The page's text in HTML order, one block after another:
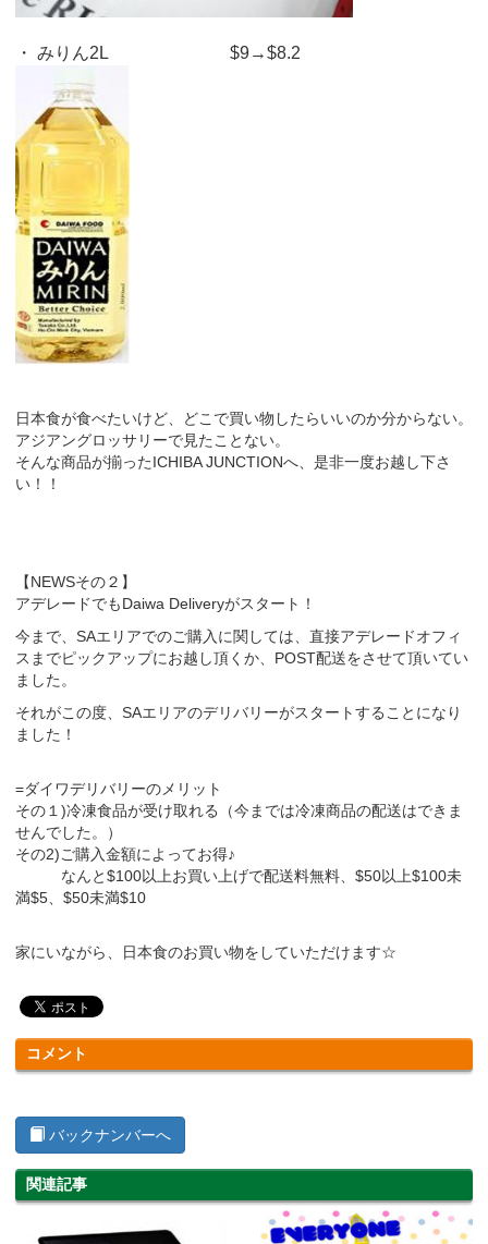
・ みりん2L $9→$8.2
日本食が食べたいけど、どこで買い物したらいいのか分からない。
アジアングロッサリーで見たことない。
そんな商品が揃ったICHIBA JUNCTIONへ、是非一度お越し下さ
い！！
【NEWSその２】
アデレードでもDaiwa Deliveryがスタート！
今まで、SAエリアでのご購入に関しては、直接アデレードオフィ
スまでピックアップにお越し頂くか、POST配送をさせて頂いてい
ました。
それがこの度、SAエリアのデリバリーがスタートすることになり
ました！
=ダイワデリバリーのメリット
その１)冷凍食品が受け取れる（今までは冷凍商品の配送はできま
せんでした。）
その2)ご購入金額によってお得♪
なんと$100以上お買い上げで配送料無料、$50以上$100未
満$5、$50未満$10
家にいながら、日本食のお買い物をしていただけます☆
コメント
バックナンバーへ
関連記事